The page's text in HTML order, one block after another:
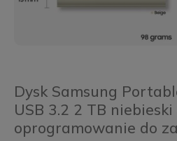
Dysk Samsung
USB 3.2 2 TB niebieski
oprogramowanie do